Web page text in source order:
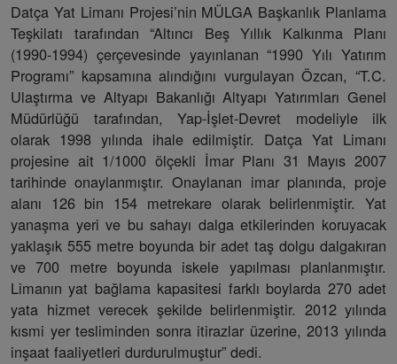
Datça Yat Limanı Projesi’nin MÜLGA Başkanlık Planlama
Teşkilatı tarafından “Altıncı Beş Yıllık Kalkınma Planı
(1990-1994) çerçevesinde yayınlanan “1990 Yılı Yatırım
Programı” kapsamına alındığını vurgulayan Özcan, “T.C.
Ulaştırma ve Altyapı Bakanlığı Altyapı Yatırımları Genel
Müdürlüğü tarafından, Yap-İşlet-Devret modeliyle ilk
olarak 1998 yılında ihale edilmiştir. Datça Yat Limanı
projesine ait 1/1000 ölçekli İmar Planı 31 Mayıs 2007
tarihinde onaylanmıştır. Onaylanan imar planında, proje
alanı 126 bin 154 metrekare olarak belirlenmiştir. Yat
yanaşma yeri ve bu sahayı dalga etkilerinden koruyacak
yaklaşık 555 metre boyunda bir adet taş dolgu dalgakıran
ve 700 metre boyunda iskele yapılması planlanmıştır.
Limanın yat bağlama kapasitesi farklı boylarda 270 adet
yata hizmet verecek şekilde belirlenmiştir. 2012 yılında
kısmi yer tesliminden sonra itirazlar üzerine, 2013 yılında
inşaat faaliyetleri durdurulmuştur” dedi.